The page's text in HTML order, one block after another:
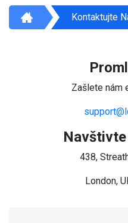
Kontaktujte
Zašlete nám
438,
London,